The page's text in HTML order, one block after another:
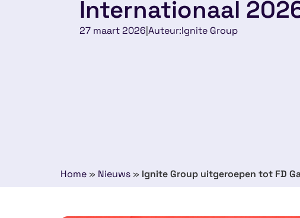
Internationaal
27 maart 2026 |Auteur:Ignite Group
Home » Nieuws » Ignite Group uitgeroepen tot FD